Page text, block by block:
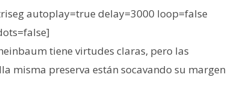
autoplay=true delay=3000 loop=false
tiene virtudes claras, pero las
misma preserva están socavando su margen